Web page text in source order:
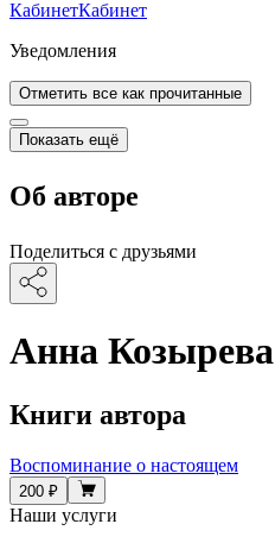
КабинетКабинет
Уведомления
Отметить все как прочитанные
Показать ещё
Об авторе
Поделиться с друзьями
Анна Козырева
Книги автора
Воспоминание о настоящем
200 ₽
Наши услуги